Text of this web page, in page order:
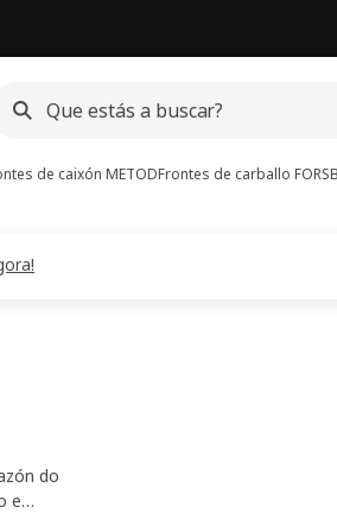
de caixón METODFrontes de carballo
do
e
che